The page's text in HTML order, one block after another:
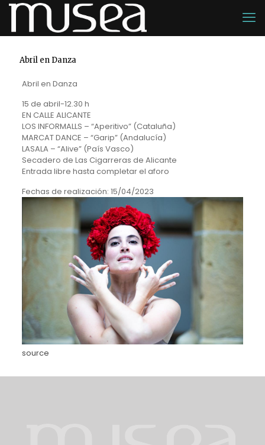
Abril en Danza
Abril en Danza
15 de abril-12.30 h
EN CALLE ALICANTE
LOS INFORMALLS – “Aperitivo” (Cataluña)
MARCAT DANCE – “Garip” (Andalucía)
LASALA – “Alive” (País Vasco)
Secadero de Las Cigarreras de Alicante
Entrada libre hasta completar el aforo
Fechas de realización: 15/04/2023
source